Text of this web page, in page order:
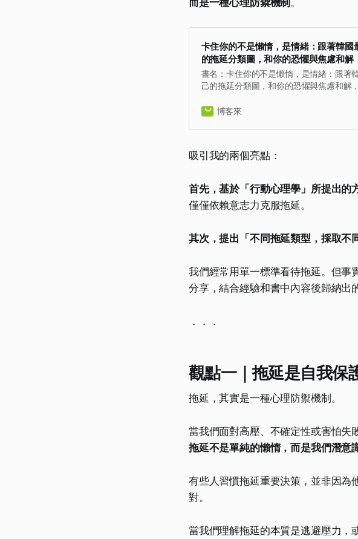
卡住你的不是懶惰，是情緒：跟著韓國
的拖延分類圖，和你的恐懼與焦慮和解
書名：卡住你的不是懶惰，是情緒：跟著
己的拖延分類圖，和你的恐懼與焦慮和解
심리학，語言：繁體中文，ISBN：
博客來
吸引我的兩個亮點：
首先，基於「行動心理學」所提出的
僅僅依賴意志力克服拖延。
其次，提出「不同拖延類型，採取不
我們經常用單一標準看待拖延。但事
分享，結合經驗和書中內容後歸納出
．．．
觀點一｜拖延是自我保
拖延，其實是一種心理防禦機制。
當我們面對高壓、不確定性或害怕失
拖延不是單純的懶惰，而是我們潛意
有些人習慣拖延重要決策，並非因為
對。
當我們理解拖延的本質是逃避壓力，